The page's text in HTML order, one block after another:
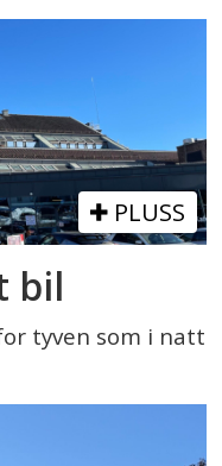
PLUSS
bil
tyven som i natt